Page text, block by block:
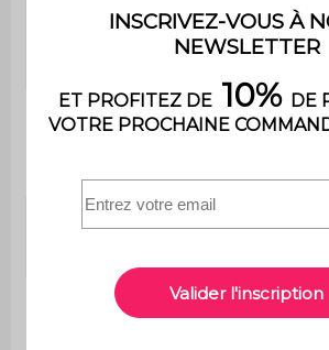
Epaisseur
10 cm
Longueur
Largeur du
132,5 cm
Poids max.
110kg par place